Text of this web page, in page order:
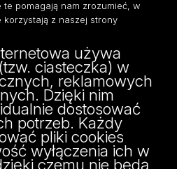
pomagają nam zrozumieć, w
z naszej strony
używa
ciasteczka) w
reklamowych
Dzięki nim
dostosować
potrzeb. Każdy
pliki cookies
wyłączenia ich w
czemu nie będą